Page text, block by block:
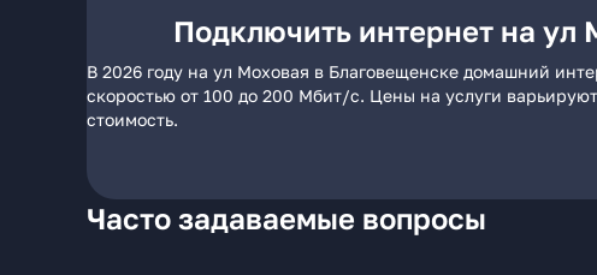
Подключить интернет на ул
В 2026 году на ул Моховая в Благовещенске домашний
скоростью от 100 до 200 Мбит/с. Цены на услуги
стоимость.
Часто задаваемые вопросы